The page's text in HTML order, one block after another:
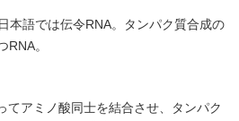
本語では伝令RNA。タンパク質合成の
。
てアミノ酸同士を結合させ、タンパク